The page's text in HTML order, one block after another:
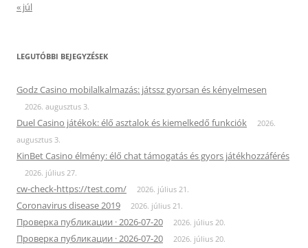
« júl
LEGUTÓBBI BEJEGYZÉSEK
Godz Casino mobilalkalmazás: játssz gyorsan és kényelmesen
2026. augusztus 3.
Duel Casino játékok: élő asztalok és kiemelkedő funkciók
2026.
augusztus 3.
KinBet Casino élmény: élő chat támogatás és gyors játékhozzáférés
2026. július 27.
cw-check-https://test.com/ 2026. július 21.
Coronavirus disease 2019 2026. július 21.
Проверка публикации · 2026-07-20 2026. július 20.
Проверка публикации · 2026-07-20 2026. július 20.